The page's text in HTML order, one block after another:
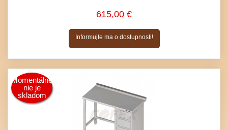
615,00 €
Informujte ma o dostupnosti!
Momentálne
nie je
skladom